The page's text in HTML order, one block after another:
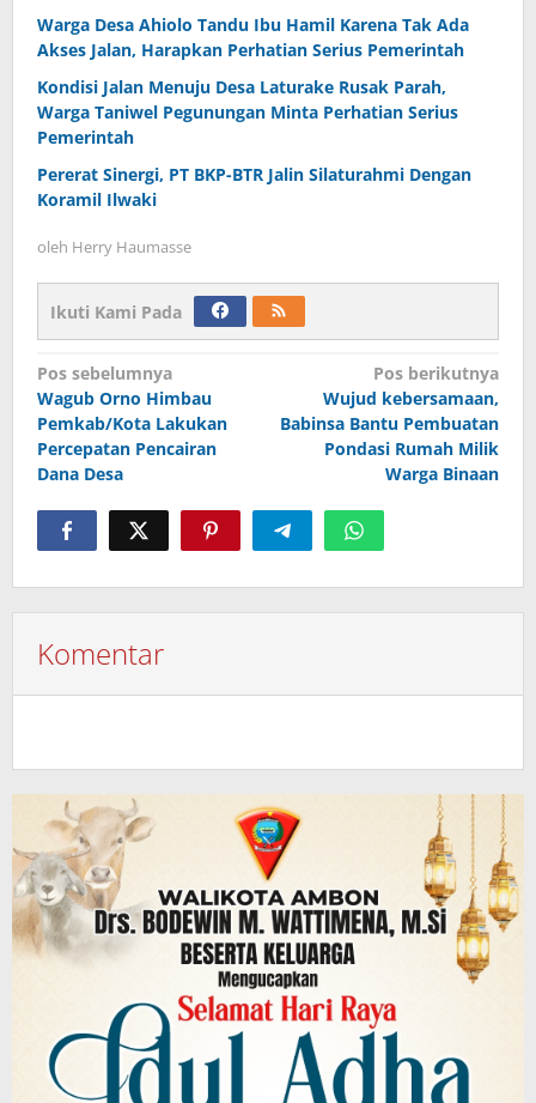
Warga Desa Ahiolo Tandu Ibu Hamil Karena Tak Ada
Akses Jalan, Harapkan Perhatian Serius Pemerintah
Kondisi Jalan Menuju Desa Laturake Rusak Parah,
Warga Taniwel Pegunungan Minta Perhatian Serius
Pemerintah
Pererat Sinergi, PT BKP-BTR Jalin Silaturahmi Dengan
Koramil Ilwaki
oleh Herry Haumasse
Ikuti Kami Pada
Navigasi
pos
Pos sebelumnya
Wagub Orno Himbau
Pemkab/Kota Lakukan
Percepatan Pencairan
Dana Desa
Pos berikutnya
Wujud kebersamaan,
Babinsa Bantu Pembuatan
Pondasi Rumah Milik
Warga Binaan
Komentar